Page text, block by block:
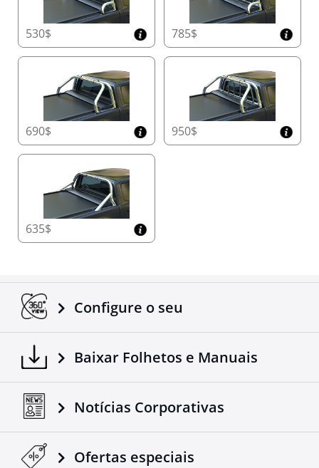
530$ 785$
690$ 950$
635$
Configure o seu
Baixar Folhetos e Manuais
Notícias Corporativas
Ofertas especiais